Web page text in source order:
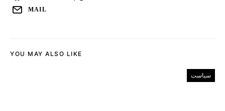
MAIL
YOU MAY ALSO LIKE
سیاست